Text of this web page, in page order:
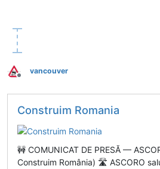
Deconectat
vancouver
Construim Romania
🚧 COMUNICAT DE PRESĂ —
Construim România) 🛣️ ASCORO